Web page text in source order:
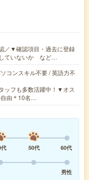
／▼確認項目・過去に登録
していないか など…
コンスキル不要 / 英語力不
ッフも多数活躍中！▼オス
自由＊10名…
50代
60代
男性